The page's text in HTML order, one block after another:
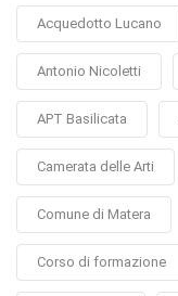
Acquedotto Lucano
Antonio Nicoletti
APT Basilicata
Camerata delle Arti
Comune di Matera
Corso di formazione